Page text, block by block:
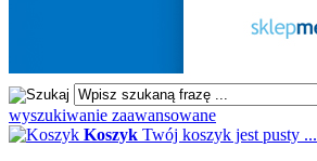
wyszukiwanie zaawansowane
Koszyk Twój koszyk jest pusty ...